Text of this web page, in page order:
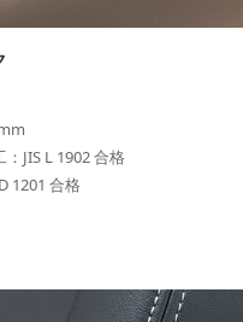
JIS L 1902 合格
1201 合格